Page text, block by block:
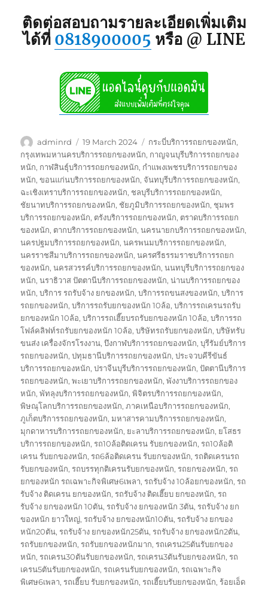
ติดต่อสอบถามรายละเอียดเพิ่มเติม
ได้ที่ 0818900005 หรือ @ LINE
Author
adminrd
Posted
on
19 March 2024 Tags
กระบี่บริการรถยกของหนัก,
กรุงเทพมหานครบริการรถยกของหนัก, กาญจนบุรีบริการรถยกของ
หนัก, กาฬสินธุ์บริการรถยกของหนัก, กำแพงเพชรบริการรถยกของ
หนัก,ขอนแก่นบริการรถยกของหนัก, จันทบุรีบริการรถยกของหนัก,
ฉะเชิงเทราบริการรถยกของหนัก, ชลบุรีบริการรถยกของหนัก,
ชัยนาทบริการรถยกของหนัก, ชัยภูมิบริการรถยกของหนัก, ชุมพร
บริการรถยกของหนัก, ตรังบริการรถยกของหนัก, ตราดบริการรถยก
ของหนัก, ตากบริการรถยกของหนัก,นครนายกบริการรถยกของหนัก,
นครปฐมบริการรถยกของหนัก,นครพนมบริการรถยกของหนัก,
นครราชสีมาบริการรถยกของหนัก,นครศรีธรรมราชบริการรถยก
ของหนัก,นครสวรรค์บริการรถยกของหนัก,นนทบุรีบริการรถยกของ
หนัก,นราธิวาส ปัตตานีบริการรถยกของหนัก,น่านบริการรถยกของ
หนัก,บริการ รถรับจ้าง ยกของหนัก,บริการรถขนสงของหนัก,บริการ
รถยกของหนัก,บริการรถรับยกของหนัก 10ล้อ,บริการรถเครนรถรับ
ยกของหนัก 10ล้อ,บริการรถเฮี๊ยบรถรับยกของหนัก 10ล้อ,บริการรถ
โฟล์คลิฟท์รถรับยกของหนัก 10ล้อ,บริษัทรถรับยกของหนัก,บริษัทรับ
ขนส่ง เครื่องจักรโรงงาน,บึงกาฬบริการรถยกของหนัก,บุรีรัมย์บริการ
รถยกของหนัก,ปทุมธานีบริการรถยกของหนัก,ประจวบคีรีขันธ์
บริการรถยกของหนัก,ปราจีนบุรีบริการรถยกของหนัก,ปัตตานีบริการ
รถยกของหนัก,พะเยาบริการรถยกของหนัก,พังงาบริการรถยกของ
หนัก,พัทลุงบริการรถยกของหนัก,พิจิตรบริการรถยกของหนัก,
พิษณุโลกบริการรถยกของหนัก,ภาคเหนือบริการรถยกของหนัก,
ภูเก็ตบริการรถยกของหนัก,มหาสารคามบริการรถยกของหนัก,
มุกดาหารบริการรถยกของหนัก, ยะลาบริการรถยกของหนัก, ยโสธร
บริการรถยกของหนัก,รถ10ล้อติดเครน รับยกของหนัก,รถ10ล้อติ
เครน รับยกของหนัก,รถ6ล้อติดเครน รับยกของหนัก,รถติดเครนรถ
รับยกของหนัก,รถบรรทุกติเครนรับยกของหนัก,รถยกของหนัก,รถ
ยกของหนัก รถเฉพาะกิจพิเศษ6เพลา,รถรับจ้าง 10ล้อยกของหนัก,รถ
รับจ้าง ติดเครน ยกของหนัก,รถรับจ้าง ติดเฮี๊ยบ ยกของหนัก,รถ
รับจ้าง ยกของหนัก 10ตัน,รถรับจ้าง ยกของหนัก 3ตัน,รถรับจ้าง ยก
ของหนัก ยาวใหญ่,รถรับจ้าง ยกของหนัก10ตัน,รถรับจ้าง ยกของ
หนัก20ตัน,รถรับจ้าง ยกของหนัก25ตัน,รถรับจ้าง ยกของหนัก2ตัน,
รถรับยกของหนัก,รถรับยกของหนักมาก,รถเครน25ตันรับยกของ
หนัก,รถเครน30ตันรับยกของหนัก,รถเครน3ตันรับยกของหนัก,รถ
เครน5ตันรับยกของหนัก,รถเครนรับยกของหนัก,รถเฉพาะกิจ
พิเศษ6เพลา,รถเฮี๊ยบ รับยกของหนัก,รถเฮี๊ยบรับยกของหนัก,ร้อยเอ็ด